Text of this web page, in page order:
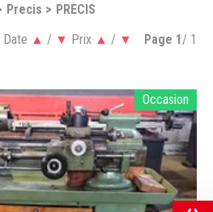
Precis PRECIS
Date ▲ / ▼ Prix ▲ / ▼ Page 1/ 1
Occasion